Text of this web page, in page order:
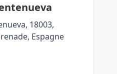
18003,
Espagne